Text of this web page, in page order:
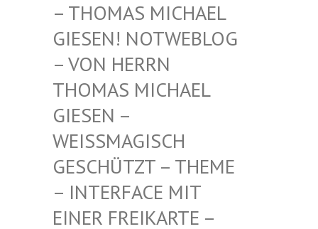
THOMAS MICHAEL G
IESEN! NOTWEBLOG –
VON HERRN T
HOMAS MICHAEL G
IESEN – W
EISSMAGISCH GE
SCHÜTZT – THEME –
INTERFACE MIT EI
NER FREIKARTE – WI